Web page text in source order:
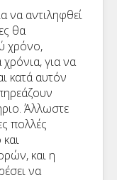
να αντιληφθεί
θα
χρόνο,
για να
κατά αυτόν
Άλλωστε
πολλές
και η
να